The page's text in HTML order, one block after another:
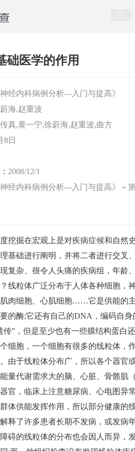
础医学的作用
神经内科病例分析---入门与提高》
海,赵重波
真,黄一宁,徐蔚海,赵重波,曲方
8日
2008/12/1
神经内科病例分析---入门与提高》 »
挖掘在宏观上是对疾病症候和自然
基础进行阐明，并将二者进行交叉
复杂、很令人头痛的疾病组，年龄
线粒体广泛分布于人体各种细胞，
肉细胞、心肌细胞……它是供能的
的酶;它还有自己的DNA，编码自
传”，但是至少也有一些膜结构蛋白
细胞，一个细胞有很多的线粒体，
由于线粒体分布广，所以各个器官
量代谢需求大的脑、心脏、骨骼肌
官，临床上注意糖尿病、心电图异
体供能发挥作用，所以部分健康的
释了许多患者长期不发病，或发病
碍的线粒体的分布也会因人而异，